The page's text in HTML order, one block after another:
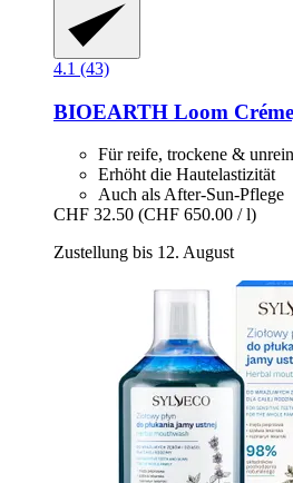
4.1 (43)
BIOEARTH Loom
Für reife, trockene &
Erhöht die Hautelastizität
Auch als After-Sun-Pflege
CHF 32.50 (CHF 650.00 / l)
Zustellung bis 12. August